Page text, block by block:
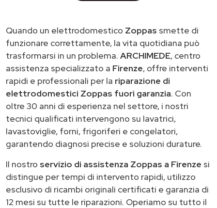
Quando un elettrodomestico Zoppas smette di
funzionare correttamente, la vita quotidiana può
trasformarsi in un problema. ARCHIMEDE, centro
assistenza specializzato a Firenze, offre interventi
rapidi e professionali per la riparazione di
elettrodomestici Zoppas fuori garanzia. Con
oltre 30 anni di esperienza nel settore, i nostri
tecnici qualificati intervengono su lavatrici,
lavastoviglie, forni, frigoriferi e congelatori,
garantendo diagnosi precise e soluzioni durature.
Il nostro servizio di assistenza Zoppas a Firenze si
distingue per tempi di intervento rapidi, utilizzo
esclusivo di ricambi originali certificati e garanzia di
12 mesi su tutte le riparazioni. Operiamo su tutto il